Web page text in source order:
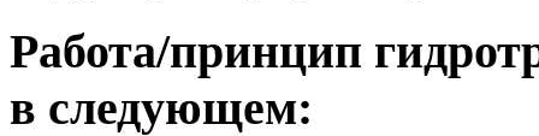
Работа/принцип
в следующем: